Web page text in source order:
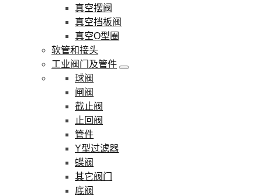
真空摆阀
真空挡板阀
真空O型圈
软管和接头
工业阀门及管件
球阀
闸阀
截止阀
止回阀
管件
Y型过滤器
蝶阀
其它阀门
底阀